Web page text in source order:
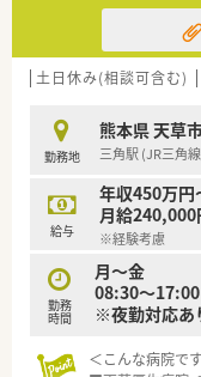
りながら業務に
【法人特徴につい
■八代市に本社
■熊本県内を中
さらなる店舗展
■社員の働きや
着のアットホー
土日休み(相談可含む)
勤務地
熊本県 天草
三角駅 (JR三角
給与
年収450万円
月給
※経験考慮
勤務
時間
月～金
08:30～17:00
※夜勤対応あ
＜こんな病院で